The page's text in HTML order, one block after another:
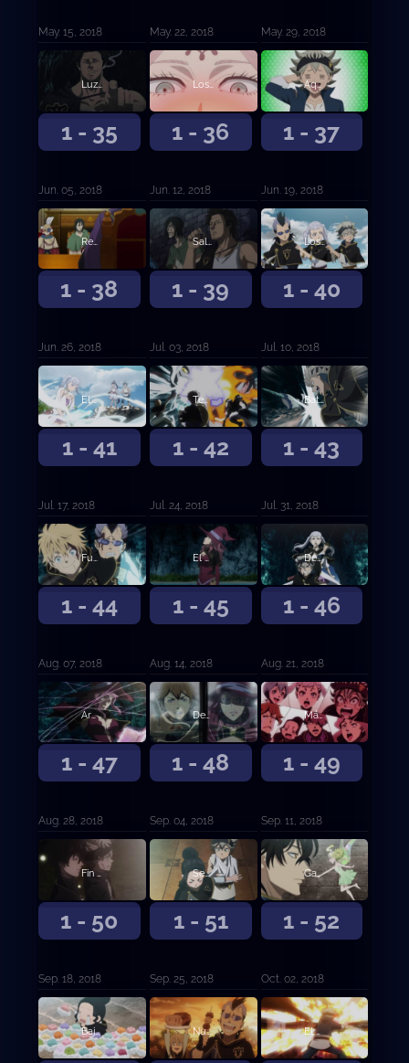
May. 15, 2018 May. 22, 2018 May. 29, 2018
1 - 35
Luz del juicio
Jun. 05, 2018
1 - 36
Los tres ojos
Jun. 12, 2018
1 - 37
Aquel sin magia
Jun. 19, 2018
1 - 38
Reunión de capitanes
Jun. 26, 2018
1 - 39
Saludo de tres hojas
Jul. 03, 2018
1 - 40
Los Toros Negros en la playa
Jul. 10, 2018
1 - 41
El crecimiento de la chica del agua
Jul. 17, 2018
1 - 42
Templo Submarino
Jul. 24, 2018
1 - 43
Battle Royale en el templo
Jul. 31, 2018
1 - 44
Fuego honesto y rayos salvajes
Aug. 07, 2018
1 - 45
El hombre que nunca se rinde
Aug. 14, 2018
1 - 46
Despertar
Aug. 21, 2018
1 - 47
Arma única
Aug. 28, 2018
1 - 48
Desesperación contra esperanza
Sep. 04, 2018
1 - 49
Más allá del límite
Sep. 11, 2018
1 - 50
Fin de la batalla, fin de la desesperación
Sep. 18, 2018
1 - 51
Señales de justicia
Sep. 25, 2018
1 - 52
Gana el más fuerte
Oct. 02, 2018
Bajo la máscara Nunca más El hombre llamado Fanzell